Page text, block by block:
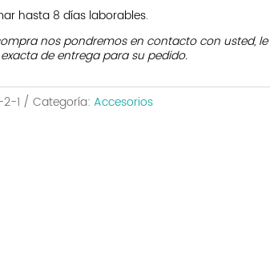
hasta 8 días laborables.
nos pondremos en contacto con usted, le
de entrega para su pedido.
1 Categoría: Accesorios